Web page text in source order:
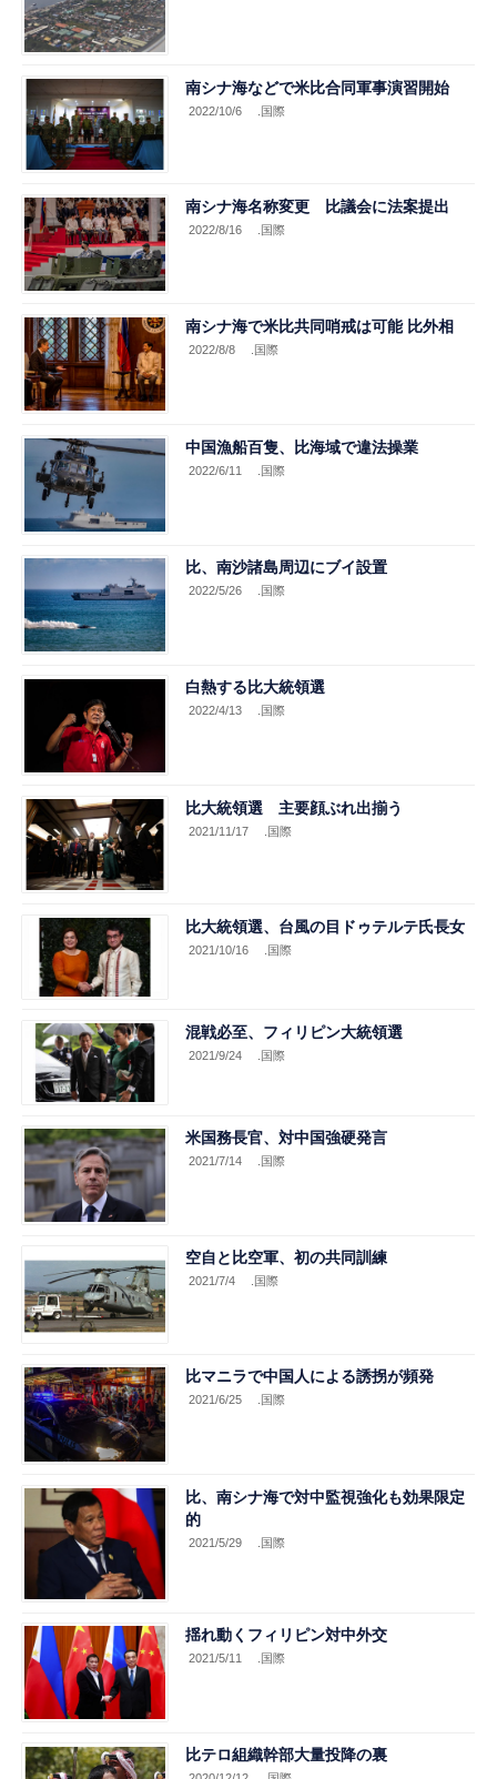
南シナ海などで米比合同軍事演習開始
2022/10/6 .国際
南シナ海名称変更 比議会に法案提出
2022/8/16 .国際
南シナ海で米比共同哨戒は可能 比外相
2022/8/8 .国際
中国漁船百隻、比海域で違法操業
2022/6/11 .国際
比、南沙諸島周辺にブイ設置
2022/5/26 .国際
白熱する比大統領選
2022/4/13 .国際
比大統領選 主要顔ぶれ出揃う
2021/11/17 .国際
比大統領選、台風の目ドゥテルテ氏長女
2021/10/16 .国際
混戦必至、フィリピン大統領選
2021/9/24 .国際
米国務長官、対中国強硬発言
2021/7/14 .国際
空自と比空軍、初の共同訓練
2021/7/4 .国際
比マニラで中国人による誘拐が頻発
2021/6/25 .国際
比、南シナ海で対中監視強化も効果限定
的
2021/5/29 .国際
揺れ動くフィリピン対中外交
2021/5/11 .国際
比テロ組織幹部大量投降の裏